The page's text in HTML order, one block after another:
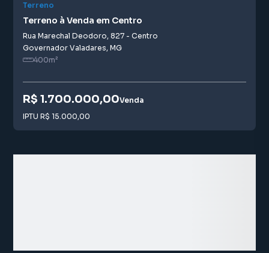
Terreno
Terreno à Venda em Centro
Rua Marechal Deodoro, 827 - Centro
Governador Valadares, MG
400m²
R$ 1.700.000,00Venda
IPTU R$ 15.000,00